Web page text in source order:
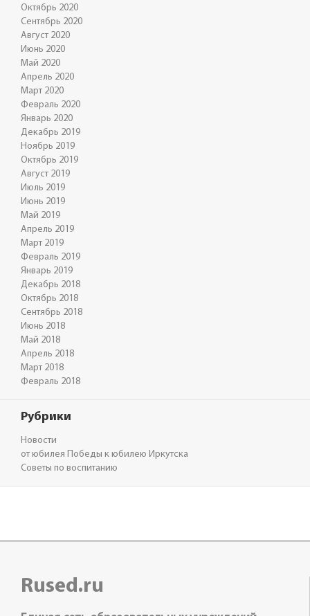
Октябрь 2020
Сентябрь 2020
Август 2020
Июнь 2020
Май 2020
Апрель 2020
Март 2020
Февраль 2020
Январь 2020
Декабрь 2019
Ноябрь 2019
Октябрь 2019
Август 2019
Июль 2019
Июнь 2019
Май 2019
Апрель 2019
Март 2019
Февраль 2019
Январь 2019
Декабрь 2018
Октябрь 2018
Сентябрь 2018
Июнь 2018
Май 2018
Апрель 2018
Март 2018
Февраль 2018
Рубрики
Новости
от юбилея Победы к юбилею Иркутска
Советы по воспитанию
Rused.ru